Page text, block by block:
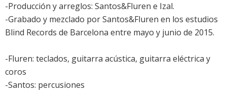
-Producción y arreglos: Santos&Fluren e Izal.
-Grabado y mezclado por Santos&Fluren en los estudios
Blind Records de Barcelona entre mayo y junio de 2015.
-Fluren: teclados, guitarra acústica, guitarra eléctrica y
coros
-Santos: percusiones